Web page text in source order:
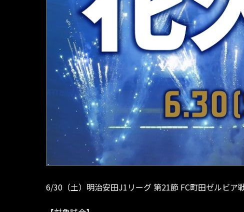
6/30（土）明治安田J1リーグ 第21節 FC町田ゼルビア